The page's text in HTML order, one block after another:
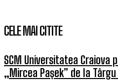
CELE MAI CITITE
SCM Universitatea Craiova
„Mircea Pașek” de la